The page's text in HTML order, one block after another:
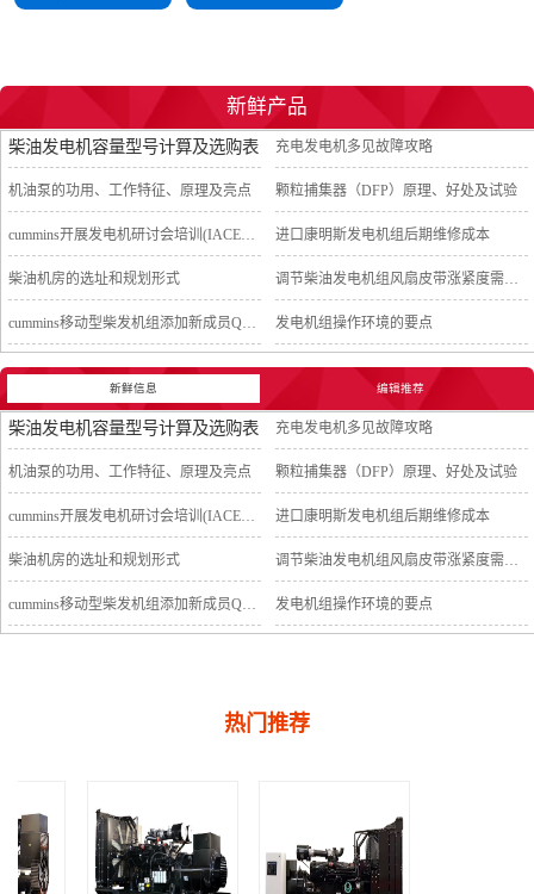
新鲜产品
柴油发电机容量型号计算及选购表 充电发电机多见故障攻略
机油泵的功用、工作特征、原理及亮点 颗粒捕集器（DFP）原理、好处及试验
cummins开展发电机研讨会培训(IACET)认证工作 进口康明斯发电机组后期维修成本
柴油机房的选址和规划形式 调节柴油发电机组风扇皮带涨紧度需要注意哪些
cummins移动型柴发机组添加新成员QSB5-G11系列 发电机组操作环境的要点
新鲜信息 编辑推荐
柴油发电机容量型号计算及选购表 充电发电机多见故障攻略
机油泵的功用、工作特征、原理及亮点 颗粒捕集器（DFP）原理、好处及试验
cummins开展发电机研讨会培训(IACET)认证工作 进口康明斯发电机组后期维修成本
柴油机房的选址和规划形式 调节柴油发电机组风扇皮带涨紧度需要注意哪些
cummins移动型柴发机组添加新成员QSB5-G11系列 发电机组操作环境的要点
热门推荐